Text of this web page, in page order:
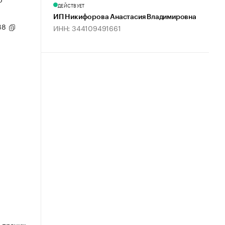
ДЕЙСТВУЕТ
ИП Никифорова Анастасия Владимировна
ИНН: 344109491661